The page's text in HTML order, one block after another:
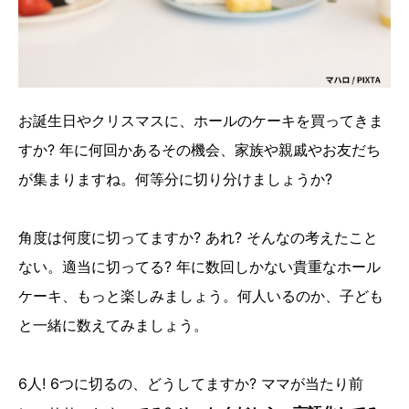
お誕生日やクリスマスに、ホールのケーキを買ってきま
すか? 年に何回かあるその機会、家族や親戚やお友だち
が集まりますね。何等分に切り分けましょうか?
角度は何度に切ってますか? あれ? そんなの考えたこと
ない。適当に切ってる? 年に数回しかない貴重なホール
ケーキ、もっと楽しみましょう。何人いるのか、子ども
と一緒に数えてみましょう。
6人! 6つに切るの、どうしてますか? ママが当たり前